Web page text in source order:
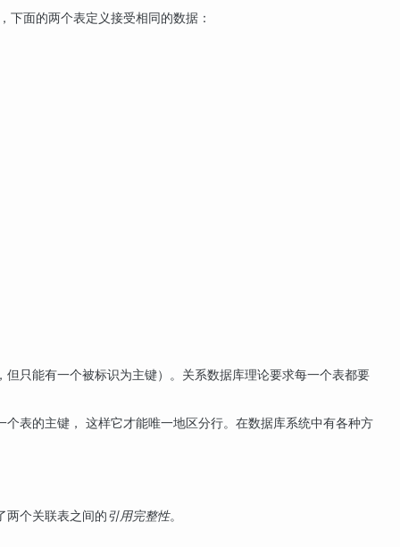
面的两个表定义接受相同的数据：
只能有一个被标识为主键）。关系数据库理论要求每一个表都要
表的主键， 这样它才能唯一地区分行。在数据库系统中有各种方
两个关联表之间的引用完整性。